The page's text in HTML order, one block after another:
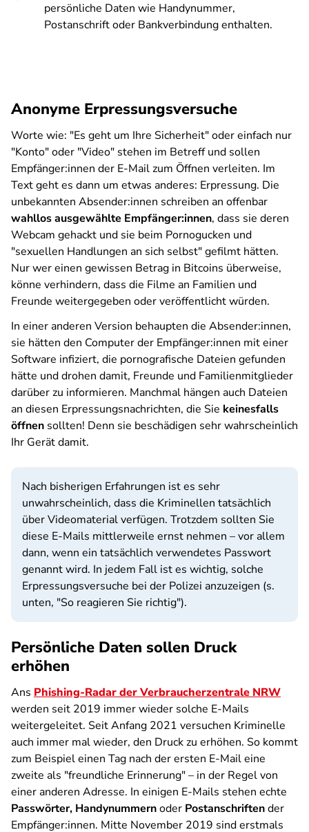
persönliche Daten wie Handynummer,
Postanschrift oder Bankverbindung enthalten.
Anonyme Erpressungsversuche
Worte wie: "Es geht um Ihre Sicherheit" oder einfach nur
"Konto" oder "Video" stehen im Betreff und sollen
Empfänger:innen der E-Mail zum Öffnen verleiten. Im
Text geht es dann um etwas anderes: Erpressung. Die
unbekannten Absender:innen schreiben an offenbar
wahllos ausgewählte Empfänger:innen, dass sie deren
Webcam gehackt und sie beim Pornogucken und
"sexuellen Handlungen an sich selbst" gefilmt hätten.
Nur wer einen gewissen Betrag in Bitcoins überweise,
könne verhindern, dass die Filme an Familien und
Freunde weitergegeben oder veröffentlicht würden.
In einer anderen Version behaupten die Absender:innen,
sie hätten den Computer der Empfänger:innen mit einer
Software infiziert, die pornografische Dateien gefunden
hätte und drohen damit, Freunde und Familienmitglieder
darüber zu informieren. Manchmal hängen auch Dateien
an diesen Erpressungsnachrichten, die Sie keinesfalls
öffnen sollten! Denn sie beschädigen sehr wahrscheinlich
Ihr Gerät damit.
Nach bisherigen Erfahrungen ist es sehr
unwahrscheinlich, dass die Kriminellen tatsächlich
über Videomaterial verfügen. Trotzdem sollten Sie
diese E-Mails mittlerweile ernst nehmen – vor allem
dann, wenn ein tatsächlich verwendetes Passwort
genannt wird. In jedem Fall ist es wichtig, solche
Erpressungsversuche bei der Polizei anzuzeigen (s.
unten, "So reagieren Sie richtig").
Persönliche Daten sollen Druck
erhöhen
Ans Phishing-Radar der Verbraucherzentrale NRW
werden seit 2019 immer wieder solche E-Mails
weitergeleitet. Seit Anfang 2021 versuchen Kriminelle
auch immer mal wieder, den Druck zu erhöhen. So kommt
zum Beispiel einen Tag nach der ersten E-Mail eine
zweite als "freundliche Erinnerung" – in der Regel von
einer anderen Adresse. In einigen E-Mails stehen echte
Passwörter, Handynummernoder Postanschriftender
Empfänger:innen. Mitte November 2019 sind erstmals